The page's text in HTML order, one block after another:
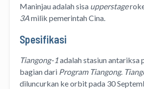
Maninjau adalah sisa upperstage
3Amilik pemerintah Cina.
Spesifikasi
Tiangong-1adalah stasiun antariksa
bagian dari Program Tiangong.
diluncurkan ke orbit pada 30